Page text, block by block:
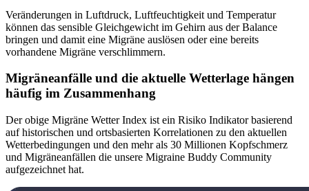
Veränderungen in Luftdruck, Luftfeuchtigkeit und Temperatur
können das sensible Gleichgewicht im Gehirn aus der Balance
bringen und damit eine Migräne auslösen oder eine bereits
vorhandene Migräne verschlimmern.
Migräneanfälle und die aktuelle Wetterlage hängen
häufig im Zusammenhang
Der obige Migräne Wetter Index ist ein Risiko Indikator basierend
auf historischen und ortsbasierten Korrelationen zu den aktuellen
Wetterbedingungen und den mehr als 30 Millionen Kopfschmerz
und Migräneanfällen die unsere Migraine Buddy Community
aufgezeichnet hat.